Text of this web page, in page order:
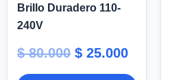
Brillo Duradero 110-
240V
$80.000 $ 25.000